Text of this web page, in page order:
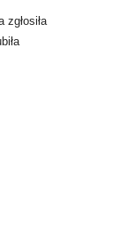
zgłosiła